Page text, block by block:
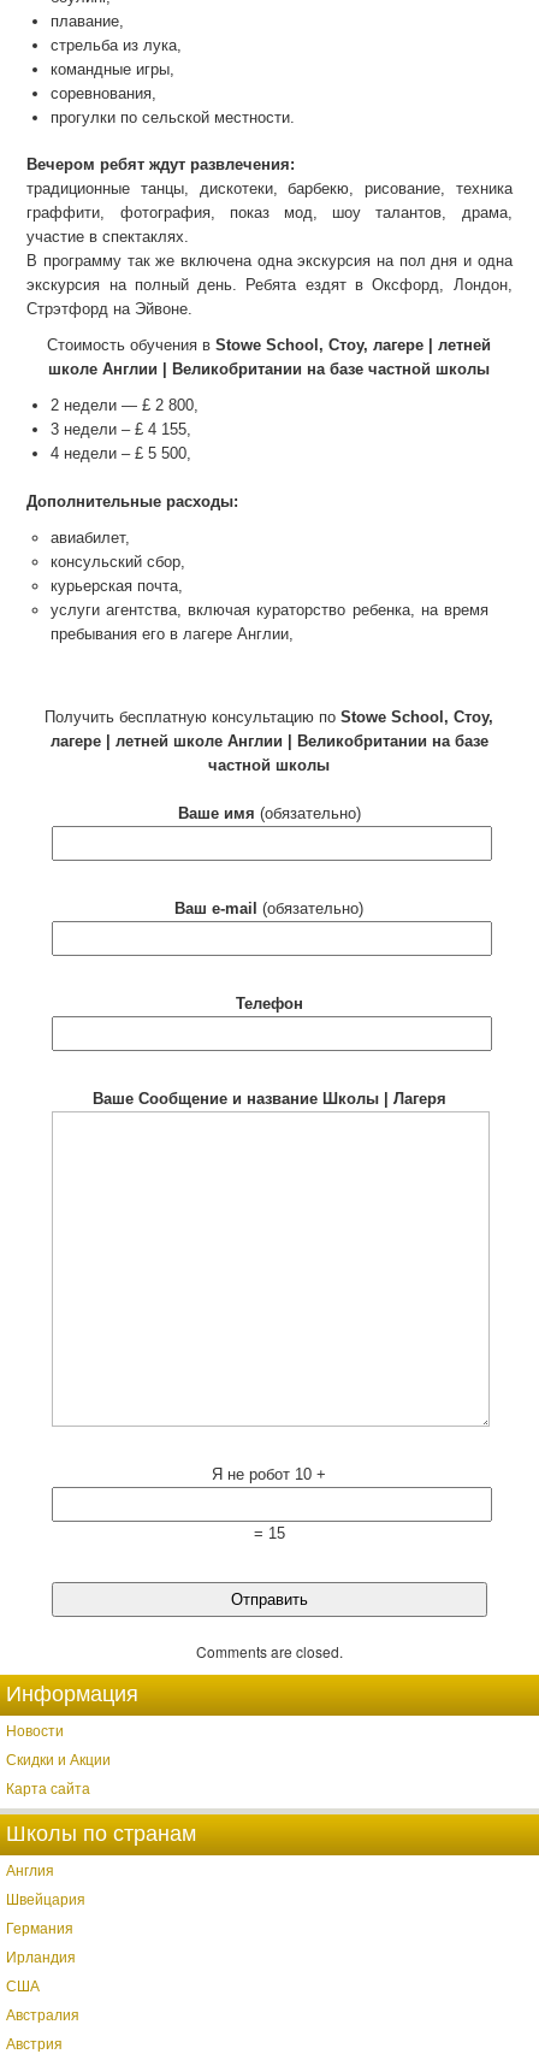
плавание,
стрельба из лука,
командные игры,
соревнования,
прогулки по сельской местности.
Вечером ребят ждут развлечения:
традиционные танцы, дискотеки, барбекю, рисование, техника
граффити, фотография, показ мод, шоу талантов, драма,
участие в спектаклях.
В программу так же включена одна экскурсия на пол дня и одна
экскурсия на полный день. Ребята ездят в Оксфорд, Лондон,
Стрэтфорд на Эйвоне.
Стоимость обучения вStowe School, Стоу, лагере | летней
школе Англии | Великобритании на базе частной школы
2 недели — £ 2 800,
3 недели – £ 4 155,
4 недели – £ 5 500,
Дополнительные расходы:
авиабилет,
консульский сбор,
курьерская почта,
услуги агентства, включая кураторство ребенка, на время
пребывания его в лагере Англии,
Получить бесплатную консультацию поStowe School, Стоу,
лагере | летней школе Англии | Великобритании на базе
частной школы
Ваше имя (обязательно)
Ваш e-mail (обязательно)
Телефон
Ваше Сообщение и название Школы | Лагеря
Я не робот 10 +
= 15
Comments are closed.
Информация
Новости
Скидки и Акции
Карта сайта
Школы по странам
Англия
Швейцария
Германия
Ирландия
США
Австралия
Австрия